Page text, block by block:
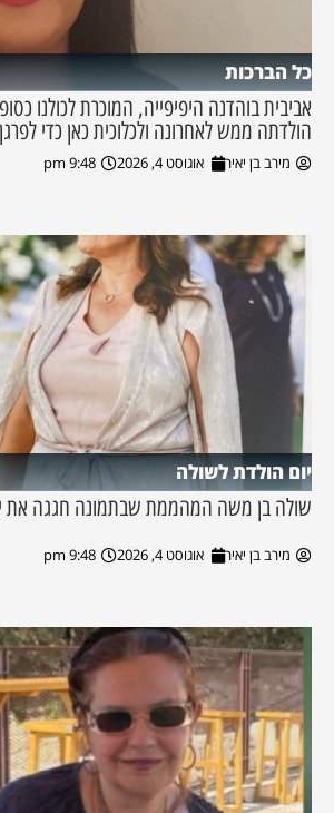
כל הברכות
אביבית בוהדנה היפיפייה, המוכרת לכולנו
הולדתה ממש לאחרונה ולכלוכית כאן כדי
מירב בן יאיר אוגוסט 4, 2026 9:48 pm
יום הולדת לשולה
שולה בן משה המהממת שבתמונה חגגה את
מירב בן יאיר אוגוסט 4, 2026 9:48 pm